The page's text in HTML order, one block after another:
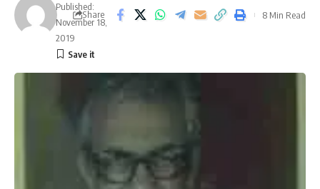
Published:
November 18,
2019
Share 8 Min Read